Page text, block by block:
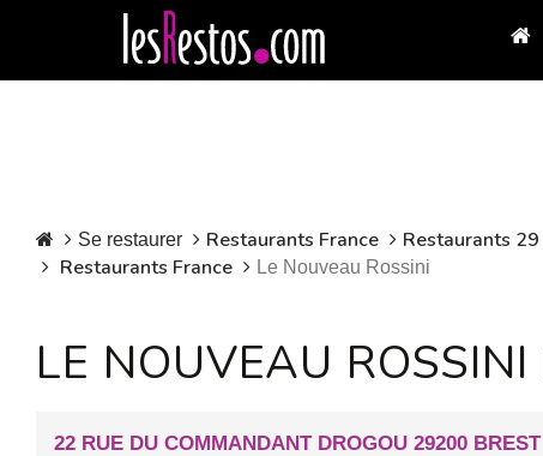
Se restaurer Restaurants France Restaurants
Restaurants France
Le Nouveau Rossini
LE NOUVEAU ROSSINI
22 RUE DU COMMANDANT DROGOU 29200 BREST